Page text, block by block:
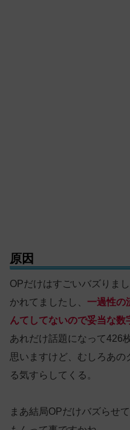
原因
OPだけはすごいバズりま
かれてましたし、 一過性の
んてしてないので妥当な数
あれだけ話題になって426
思いますけど、むしろあの
る気すらしてくる。
まあ結局OPだけバズらせ